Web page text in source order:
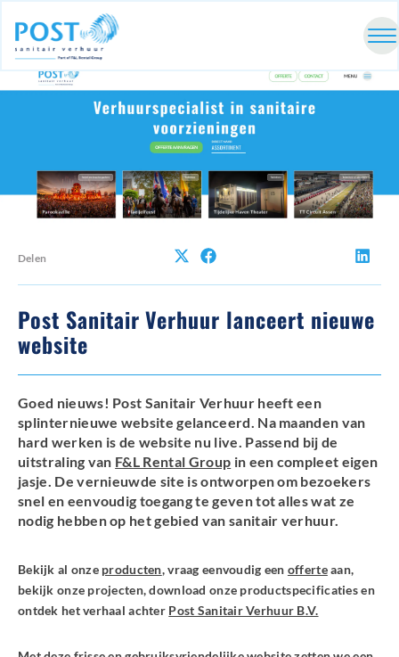
Delen
Post Sanitair Verhuur lanceert nieuwe
website
Goed nieuws! Post Sanitair Verhuur heeft een
splinternieuwe website gelanceerd. Na maanden van
hard werken is de website nu live. Passend bij de
uitstraling van F&L Rental Group in een compleet eigen
jasje. De vernieuwde site is ontworpen om bezoekers
snel en eenvoudig toegang te geven tot alles wat ze
nodig hebben op het gebied van sanitair verhuur.
Bekijk al onze producten, vraag eenvoudig een offerteaan,
bekijk onze projecten, download onze productspecificaties en
ontdek het verhaal achter Post Sanitair Verhuur B.V.